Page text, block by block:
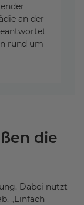
an der
rund um
die
Dabei nutzt
„Einfach